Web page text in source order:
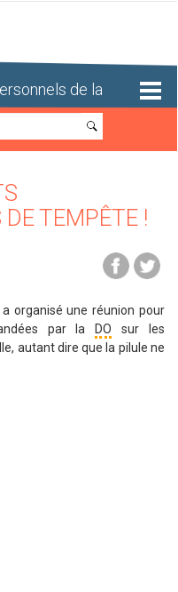
de la
Recherche
TEMPÊTE !
a organisé une réunion pour
par la
DO sur les
autant dire que la pilule ne